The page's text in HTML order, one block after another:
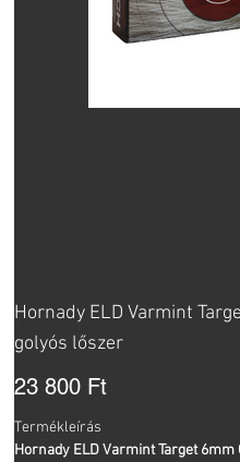
Hornady ELD Varmint
golyós lőszer
Ár
23 800 Ft
Termékleírás
Hornady ELD Varmint Target